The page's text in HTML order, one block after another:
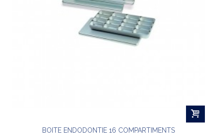
BOITE ENDODONTIE 16 COMPARTIMENTS